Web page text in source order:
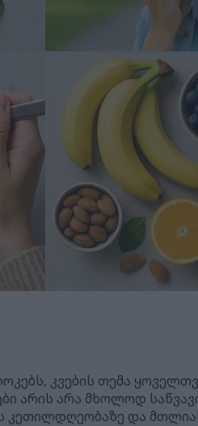
კვების თემა
არის არა მხოლოდ
კეთილდღეობაზე და